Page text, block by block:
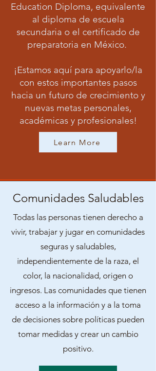
Education Diploma, equivalente
al diploma de escuela
secundaria o el certificado de
preparatoria en México.
¡Estamos aquí para apoyarlo/la
con estos importantes pasos
hacia un futuro de crecimiento y
nuevas metas personales,
académicas y profesionales!
Learn More
Comunidades Saludables
Todas las personas tienen derecho a
vivir, trabajar y jugar en comunidades
seguras y saludables,
independientemente de la raza, el
color, la nacionalidad, origen o
ingresos. Las comunidades que tienen
acceso a la información y a la toma
de decisiones sobre políticas pueden
tomar medidas y crear un cambio
positivo.